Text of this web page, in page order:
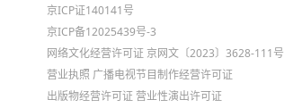
京ICP证140141号
京ICP备12025439号-3
网络文化经营许可证 京网文〔2023〕3628-111号
营业执照 广播电视节目制作经营许可证
出版物经营许可证 营业性演出许可证